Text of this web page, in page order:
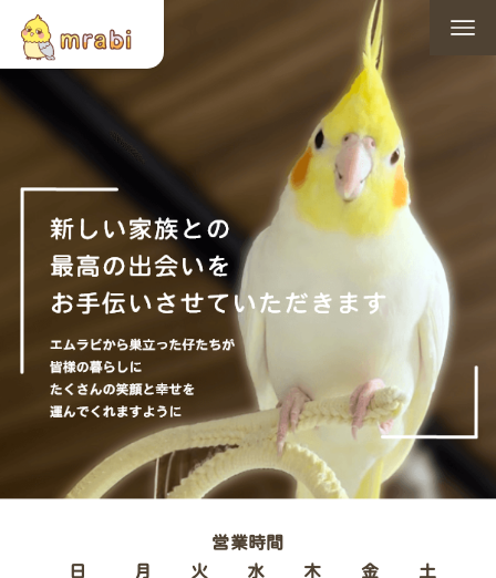
営業時間
日
月 火 水 木 金
土